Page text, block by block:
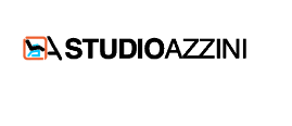
contenuto